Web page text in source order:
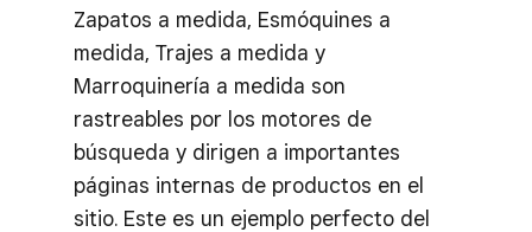
Zapatos a medida, Esmóquines a
medida, Trajes a medida y
Marroquinería a medida son
rastreables por los motores de
búsqueda y dirigen a importantes
páginas internas de productos en el
sitio. Este es un ejemplo perfecto del